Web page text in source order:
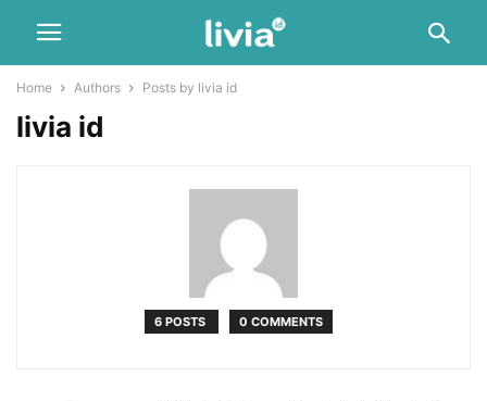
Home Authors Posts by livia id
livia id
6 POSTS 0 COMMENTS